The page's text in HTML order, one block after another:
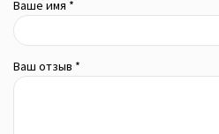
Ваше имя *
Ваш отзыв *